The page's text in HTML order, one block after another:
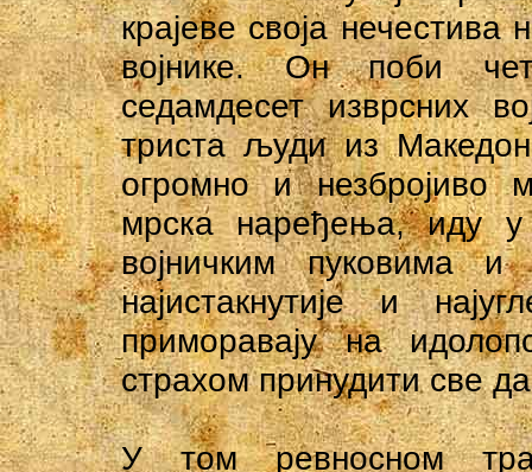
крајеве своја
војнике. Он поби
седамдесет изврсних
триста људи из
огромно и незбројиво
мрска наређења, иду
војничким пуковима
најистакнутије и
приморавају на
страхом принудити све да
У том ревносном